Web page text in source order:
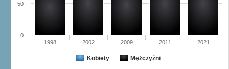
Kobiety Mężczyźni
1998 2002 2009 2011 2021
0
50